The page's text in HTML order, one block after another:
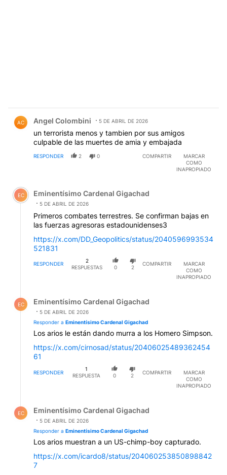
AC Angel Colombini 5 DE ABRIL DE 2026
un terrorista menos y tambien por sus amigos
culpable de las muertes de amia y embajada
RESPONDER 2 0 COMPARTIR
MARCAR
COMO
INAPROPIADO
Comentario de Eminentísimo Cardenal Gigachad.
EC Eminentísimo Cardenal Gigachad
5 DE ABRIL DE 2026
Primeros combates terrestres. Se confirman bajas en
las fuerzas agresoras estadounidenses3
https://x.com/DD_Geopolitics/status/2040596993534
521831
RESPONDER
2
RESPUESTAS
0 2
COMPARTIR
MARCAR
COMO
INAPROPIADO
EC Eminentísimo Cardenal Gigachad
5 DE ABRIL DE 2026
Responder a Eminentísimo Cardenal Gigachad
Los arios le están dando murra a los Homero Simpson.
https://x.com/cirnosad/status/20406025489362454
61
RESPONDER
1
RESPUESTA
0 2
COMPARTIR
MARCAR
COMO
INAPROPIADO
EC Eminentísimo Cardenal Gigachad
5 DE ABRIL DE 2026
Responder a Eminentísimo Cardenal Gigachad
Los arios muestran a un US-chimp-boy capturado.
https://x.com/icardo8/status/204060253850898842
7